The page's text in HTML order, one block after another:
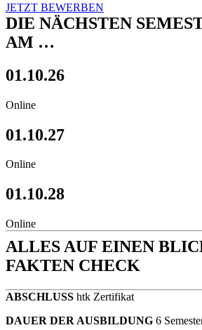
JETZT BEWERBEN
DIE NÄCHSTEN
AM …
01.10.26
Online
01.10.27
Online
01.10.28
Online
ALLES AUF EINEN
FAKTEN CHECK
ABSCHLUSS htk Zertifikat
DAUER DER AUSBILDUNG 6